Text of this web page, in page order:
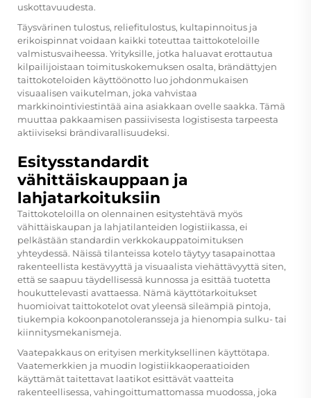
uskottavuudesta.
Täysvärinen tulostus, reliefitulostus, kultapinnoitus ja
erikoispinnat voidaan kaikki toteuttaa taittokoteloille
valmistusvaiheessa. Yrityksille, jotka haluavat erottautua
kilpailijoistaan toimituskokemuksen osalta, brändättyjen
taittokoteloiden käyttöönotto luo johdonmukaisen
visuaalisen vaikutelman, joka vahvistaa
markkinointiviestintää aina asiakkaan ovelle saakka. Tämä
muuttaa pakkaamisen passiivisesta logistisesta tarpeesta
aktiiviseksi brändivarallisuudeksi.
Esitysstandardit
vähittäiskauppaan ja
lahjatarkoituksiin
Taittokoteloilla on olennainen esitystehtävä myös
vähittäiskaupan ja lahjatilanteiden logistiikassa, ei
pelkästään standardin verkkokauppatoimituksen
yhteydessä. Näissä tilanteissa kotelo täytyy tasapainottaa
rakenteellista kestävyyttä ja visuaalista viehättävyyttä siten,
että se saapuu täydellisessä kunnossa ja esittää tuotetta
houkuttelevasti avattaessa. Nämä käyttötarkoitukset
huomioivat taittokotelot ovat yleensä sileämpiä pintoja,
tiukempia kokoonpanotoleransseja ja hienompia sulku- tai
kiinnitysmekanismeja.
Vaatepakkaus on erityisen merkityksellinen käyttötapa.
Vaatemerkkien ja muodin logistiikkaoperaatioiden
käyttämät taitettavat laatikot esittävät vaatteita
rakenteellisessa, vahingoittumattomassa muodossa, joka